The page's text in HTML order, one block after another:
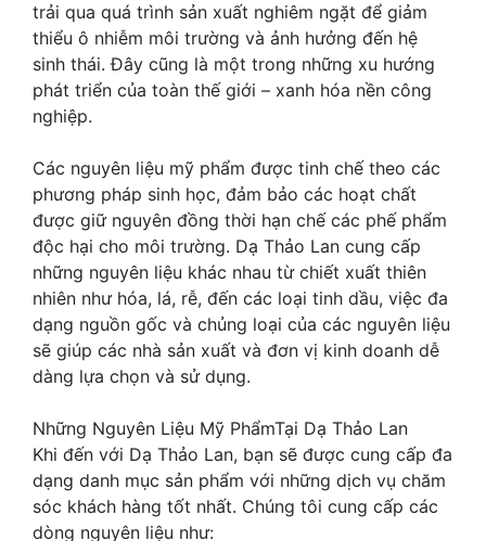
trải qua quá trình sản xuất nghiêm ngặt để giảm
thiểu ô nhiễm môi trường và ảnh hưởng đến hệ
sinh thái. Đây cũng là một trong những xu hướng
phát triển của toàn thế giới – xanh hóa nền công
nghiệp.
Các nguyên liệu mỹ phẩm được tinh chế theo các
phương pháp sinh học, đảm bảo các hoạt chất
được giữ nguyên đồng thời hạn chế các phế phẩm
độc hại cho môi trường. Dạ Thảo Lan cung cấp
những nguyên liệu khác nhau từ chiết xuất thiên
nhiên như hóa, lá, rễ, đến các loại tinh dầu, việc đa
dạng nguồn gốc và chủng loại của các nguyên liệu
sẽ giúp các nhà sản xuất và đơn vị kinh doanh dễ
dàng lựa chọn và sử dụng.
Những Nguyên Liệu Mỹ PhẩmTại Dạ Thảo Lan
Khi đến với Dạ Thảo Lan, bạn sẽ được cung cấp đa
dạng danh mục sản phẩm với những dịch vụ chăm
sóc khách hàng tốt nhất. Chúng tôi cung cấp các
dòng nguyên liệu như: